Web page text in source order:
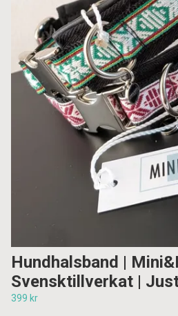
Hundhalsband |
Svensktillverkat |
399 kr